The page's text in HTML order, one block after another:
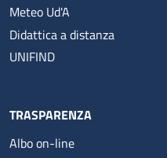
Meteo Ud'A
Didattica a distanza
UNIFIND
TRASPARENZA
Albo on-line